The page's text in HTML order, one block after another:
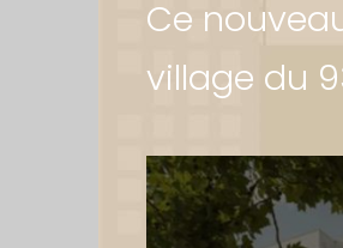
Ce
village du